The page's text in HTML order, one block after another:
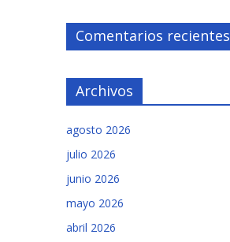
Comentarios recientes
Archivos
agosto 2026
julio 2026
junio 2026
mayo 2026
abril 2026